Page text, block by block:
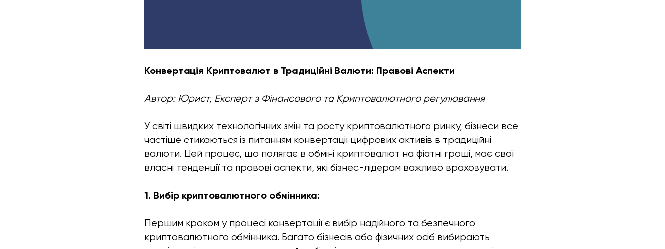
Конвертація Криптовалют в Традиційні Валюти: Правові Аспекти
Автор: Юрист, Експерт з Фінансового та Криптовалютного регулювання
У світі швидких технологічних змін та росту криптовалютного ринку, бізнеси все
частіше стикаються із питанням конвертації цифрових активів в традиційні
валюти. Цей процес, що полягає в обміні криптовалют на фіатні гроші, має свої
власні тенденції та правові аспекти, які бізнес-лідерам важливо враховувати.
1. Вибір криптовалютного обмінника:
Першим кроком у процесі конвертації є вибір надійного та безпечного
криптовалютного обмінника. Багато бізнесів або фізичних осіб вибирають